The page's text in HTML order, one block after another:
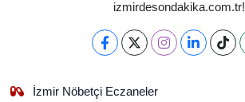
izmirdesondakika.com.tr!
İzmir Nöbetçi Eczaneler